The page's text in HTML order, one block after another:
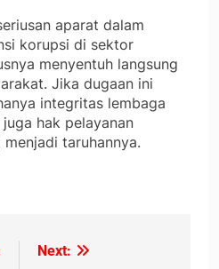
aparat dalam
korupsi di sektor
menyentuh langsung
Jika dugaan ini
integritas lembaga
hak pelayanan
taruhannya.
Next: